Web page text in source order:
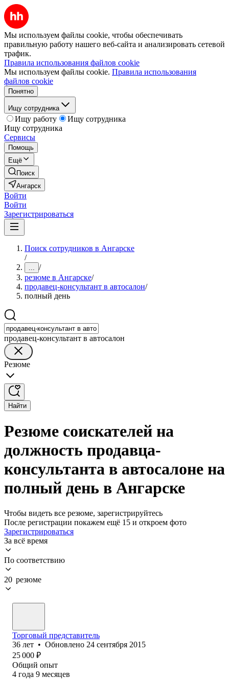
Мы используем файлы cookie, чтобы обеспечивать
правильную работу нашего веб-сайта и анализировать сетевой
трафик.
Правила использования файлов cookie
Мы используем файлы cookie. Правила использования
файлов cookie
Понятно
Ищу сотрудника
Ищу работу
Ищу сотрудника
Ищу сотрудника
Сервисы
Помощь
Ещё
Поиск
Ангарск
Войти
Войти
Зарегистрироваться
Поиск сотрудников в Ангарске
/
... /
резюме в Ангарске/
продавец-консультант в автосалон/
полный день
продавец-консультант в автосалон
Резюме
Найти
Резюме соискателей на
должность продавца-
консультанта в автосалоне на
полный день в Ангарске
Чтобы видеть все резюме, зарегистрируйтесь
После регистрации покажем ещё 15 и откроем фото
Зарегистрироваться
За всё время
По соответствию
20 резюме
Торговый представитель
36 лет • Обновлено 24 сентября 2015
25 000 ₽
Общий опыт
4 года 9 месяцев